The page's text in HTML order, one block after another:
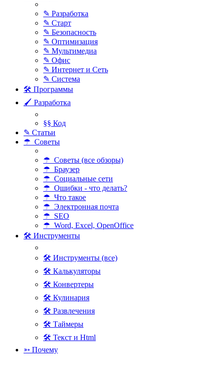
✎ Разработка
✎ Старт
✎ Безопасность
✎ Оптимизация
✎ Мультимедиа
✎ Офис
✎ Интернет и Сеть
✎ Система
🛠 Программы
🖌 Разработка
§§ Код
✎ Статьи
☂ Советы
☂ Советы (все обзоры)
☂ Браузер
☂ Социальные сети
☂ Ошибки - что делать?
☂ Что такое
☂ Электронная почта
☂ SEO
☂ Word, Excel, OpenOffice
🛠 Инструменты
🛠 Инструменты (все)
🛠 Калькуляторы
🛠 Конвертеры
🛠 Кулинария
🛠 Развлечения
🛠 Таймеры
🛠 Текст и Html
➳ Почему